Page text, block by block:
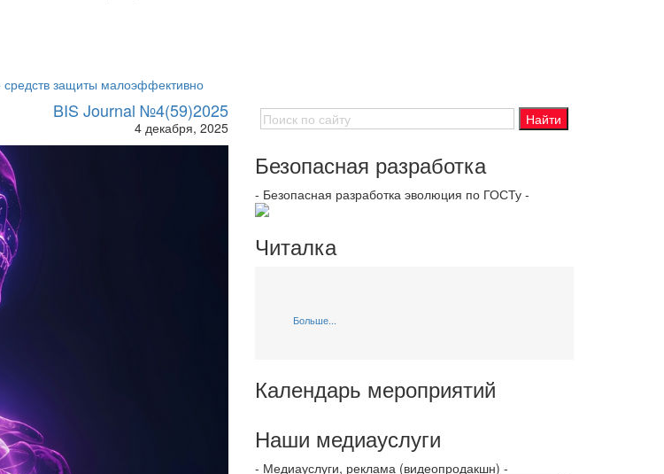
средств защиты малоэффективно
BIS Journal №4(59)2025
4 декабря, 2025
Безопасная разработка
- Безопасная разработка эволюция по ГОСТу -
Читалка
Больше...
Календарь мероприятий
Наши медиауслуги
- Медиауслуги, реклама (видеопродакшн) -